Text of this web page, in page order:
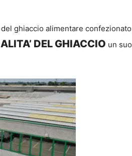
ghiaccio alimentare confezionato
DEL GHIACCIO un suo